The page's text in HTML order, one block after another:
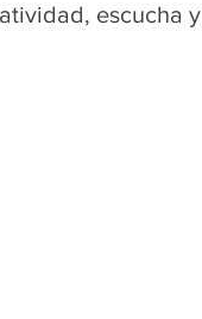
escucha y